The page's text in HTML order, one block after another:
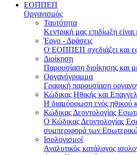
ΕΟΠΠΕΠ
Οργανισμός
Ταυτότητα
Κεντρική μας επιδίωξη
Έργο - Δράσεις
Ο ΕΟΠΠΕΠ σχεδιάζει και
Διοίκηση
Παρουσίαση διοίκησης και
Οργανόγραμμα
Γραφική παρουσίαση
Κώδικας Ηθικής και
Η διαμόρφωση ενός ηθικού
Κώδικας Δεοντολογίας
Ο Κώδικας Δεοντολογίας
συμπεριφορά των
Ισολογισμοί
Αναλυτικός κατάλογος